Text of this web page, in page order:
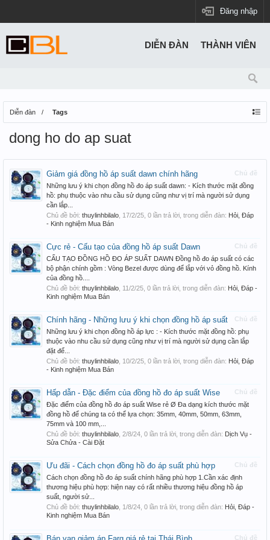
Đăng nhập
Diễn đàn Tags
dong ho do ap suat
Chủ đề
Giảm giá đồng hồ áp suất dawn chính hãng
Những lưu ý khi chọn đồng hồ đo áp suất dawn: - Kích thước mặt đồng
hồ: phụ thuộc vào nhu cầu sử dụng cũng như vị trí mà người sử dụng
cần lắp...
Chủ đề bởi: thuylinhbilalo 17/2/25 , 0 lần trả lời, trong diễn đàn: Hỏi, Đáp
- Kinh nghiệm Mua Bán
Chủ đề
Cực rẻ - Cấu tạo của đồng hồ áp suất Dawn
CẤU TẠO ĐỒNG HỒ ĐO ÁP SUẤT DAWN Đồng hồ đo áp suất có các
bộ phận chính gồm : Vòng Bezel được dùng để lắp với vỏ đồng hồ. Kính
của đồng hồ....
Chủ đề bởi: thuylinhbilalo 11/2/25 , 0 lần trả lời, trong diễn đàn: Hỏi, Đáp -
Kinh nghiệm Mua Bán
Chủ đề
Chính hãng - Những lưu ý khi chọn đồng hồ áp suất
Những lưu ý khi chọn đồng hồ áp lực : - Kích thước mặt đồng hồ: phụ
thuộc vào nhu cầu sử dụng cũng như vị trí mà người sử dụng cần lắp
đặt để...
Chủ đề bởi: thuylinhbilalo 10/2/25 , 0 lần trả lời, trong diễn đàn: Hỏi, Đáp
- Kinh nghiệm Mua Bán
Chủ đề
Hấp dẫn - Đặc điểm của đồng hồ đo áp suất Wise
Đặc điểm của đồng hồ đo áp suất Wise rẻ Ø Đa dạng kích thước mặt
đồng hồ để chúng ta có thể lựa chọn: 35mm, 40mm, 50mm, 63mm,
75mm và 100 mm,...
Chủ đề bởi: thuylinhbilalo 2/8/24 , 0 lần trả lời, trong diễn đàn: Dịch Vụ -
Sửa Chửa - Cài Đặt
Chủ đề
Ưu đãi - Cách chọn đồng hồ đo áp suất phù hợp
Cách chọn đồng hồ đo áp suất chính hãng phù hợp 1.Cần xác định
thương hiệu phù hợp: hiện nay có rất nhiều thương hiệu đồng hồ áp
suất, người sử...
Chủ đề bởi: thuylinhbilalo 1/8/24 , 0 lần trả lời, trong diễn đàn: Hỏi, Đáp -
Kinh nghiệm Mua Bán
Chủ đề
DIỄN ĐÀN THÀNH VIÊN